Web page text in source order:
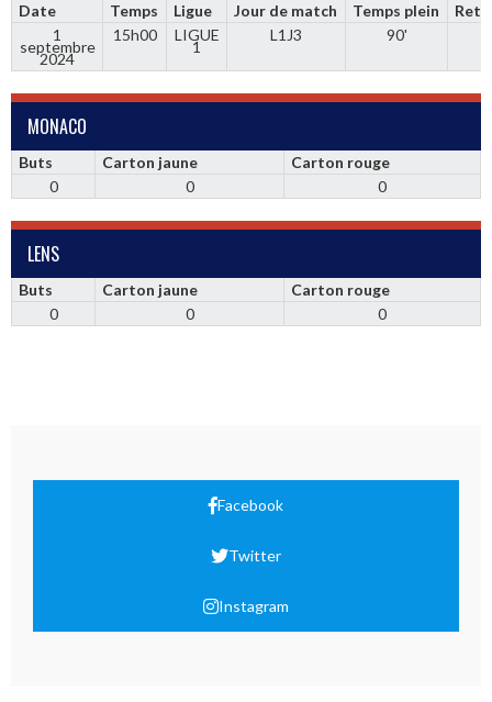
Date Temps Ligue Jour de match Temps plein
1
septembre
2024
15h00 LIGUE
1
L1J3 90'
MONACO
Buts Carton jaune
Carton rouge
0
0 0
LENS
Buts Carton jaune
Carton rouge
0
0 0
Facebook
Twitter
Instagram